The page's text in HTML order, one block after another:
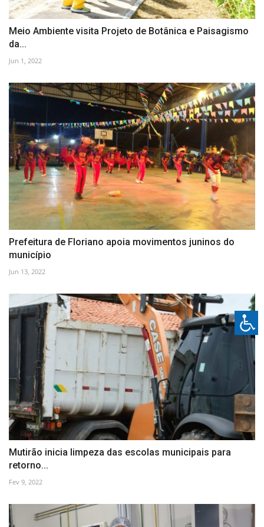
Meio Ambiente visita Projeto de Botânica e Paisagismo
da...
Jun 1, 2022
Prefeitura de Floriano apoia movimentos juninos do
município
Jun 13, 2022
Mutirão inicia limpeza das escolas municipais para
retorno...
Fev 9, 2022